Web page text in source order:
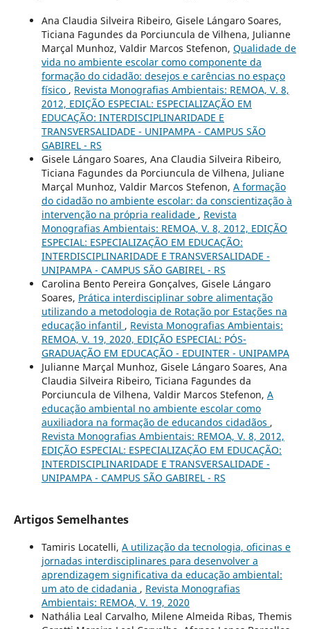
Ana Claudia Silveira Ribeiro, Gisele Lángaro Soares,
Ticiana Fagundes da Porciuncula de Vilhena, Julianne
Marçal Munhoz, Valdir Marcos Stefenon, Qualidade de
vida no ambiente escolar como componente da
formação do cidadão: desejos e carências no espaço
físico , Revista Monografias Ambientais: REMOA, V. 8,
2012, EDIÇÃO ESPECIAL: ESPECIALIZAÇÃO EM
EDUCAÇÃO: INTERDISCIPLINARIDADE E
TRANSVERSALIDADE - UNIPAMPA - CAMPUS SÃO
GABIREL - RS
Gisele Lángaro Soares, Ana Claudia Silveira Ribeiro,
Ticiana Fagundes da Porciuncula de Vilhena, Juliane
Marçal Munhoz, Valdir Marcos Stefenon, A formação
do cidadão no ambiente escolar: da conscientização à
intervenção na própria realidade , Revista
Monografias Ambientais: REMOA, V. 8, 2012, EDIÇÃO
ESPECIAL: ESPECIALIZAÇÃO EM EDUCAÇÃO:
INTERDISCIPLINARIDADE E TRANSVERSALIDADE -
UNIPAMPA - CAMPUS SÃO GABIREL - RS
Carolina Bento Pereira Gonçalves, Gisele Lángaro
Soares, Prática interdisciplinar sobre alimentação
utilizando a metodologia de Rotação por Estações na
educação infantil , Revista Monografias Ambientais:
REMOA, V. 19, 2020, EDIÇÃO ESPECIAL: PÓS-
GRADUAÇÃO EM EDUCAÇÃO - EDUINTER - UNIPAMPA
Julianne Marçal Munhoz, Gisele Lángaro Soares, Ana
Claudia Silveira Ribeiro, Ticiana Fagundes da
Porciuncula de Vilhena, Valdir Marcos Stefenon, A
educação ambiental no ambiente escolar como
auxiliadora na formação de educandos cidadãos ,
Revista Monografias Ambientais: REMOA, V. 8, 2012,
EDIÇÃO ESPECIAL: ESPECIALIZAÇÃO EM EDUCAÇÃO:
INTERDISCIPLINARIDADE E TRANSVERSALIDADE -
UNIPAMPA - CAMPUS SÃO GABIREL - RS
Artigos Semelhantes
Tamiris Locatelli, A utilização da tecnologia, oficinas e
jornadas interdisciplinares para desenvolver a
aprendizagem significativa da educação ambiental:
um ato de cidadania , Revista Monografias
Ambientais: REMOA, V. 19, 2020
Nathália Leal Carvalho, Milene Almeida Ribas, Themis